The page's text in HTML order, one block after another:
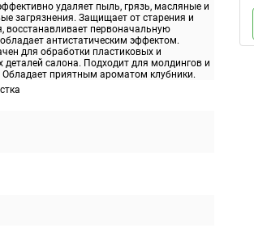
удаляет пыль, грязь, масляные и
загрязнения. Защищает от старения и
восстанавливает первоначальную
обладает антистатическим эффектом.
для обработки пластиковых и
деталей салона. Подходит для молдингов и
приятным ароматом клубники.